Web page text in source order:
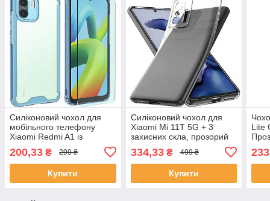
Силіконовий чохол для
мобільного телефону
Xiaomi Redmi A1 із
200,33 ₴ 299 ₴
Купити
Силіконовий чохол для
Xiaomi Mi 11T 5G + 3
захисних скла, прозорий
334,33₴ 499 ₴
Купити
Lite